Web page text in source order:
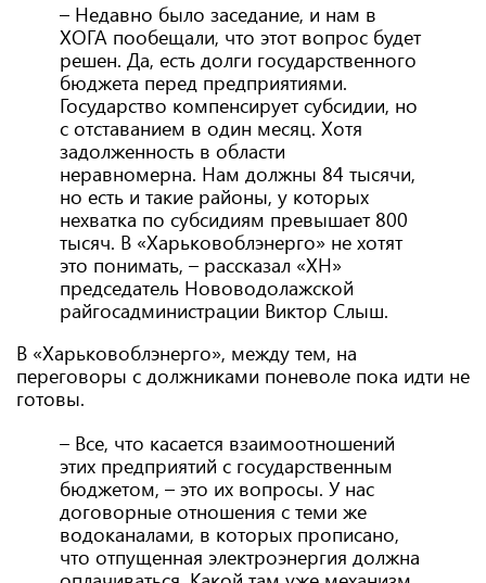
– Недавно было заседание, и нам в
ХОГА пообещали, что этот вопрос будет
решен. Да, есть долги государственного
бюджета перед предприятиями.
Государство компенсирует субсидии, но
с отставанием в один месяц. Хотя
задолженность в области
неравномерна. Нам должны 84 тысячи,
но есть и такие районы, у которых
нехватка по субсидиям превышает 800
тысяч. В «Харьковоблэнерго» не хотят
это понимать, – рассказал «ХН»
председатель Нововодолажской
райгосадминистрации Виктор Слыш.
В «Харьковоблэнерго», между тем, на
переговоры с должниками поневоле пока идти не
готовы.
– Все, что касается взаимоотношений
этих предприятий с государственным
бюджетом, – это их вопросы. У нас
договорные отношения с теми же
водоканалами, в которых прописано,
что отпущенная электроэнергия должна